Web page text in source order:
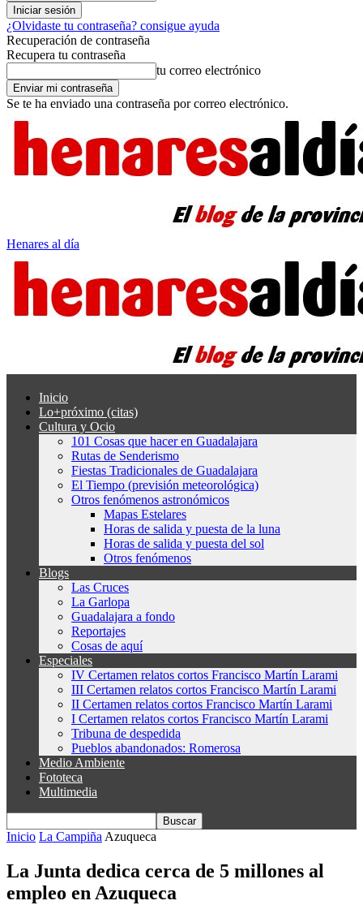
¿Olvidaste tu contraseña? consigue ayuda
Recuperación de contraseña
Recupera tu contraseña
tu correo electrónico
Se te ha enviado una contraseña por correo electrónico.
Henares al día
Inicio
Lo+próximo (citas)
Cultura y Ocio
101 Cosas que hacer en Guadalajara
Rutas de Senderismo
Fiestas Tradicionales de Guadalajara
El Tiempo (previsión meteorológica)
Otros fenómenos astronómicos
Mapas Estelares
Horas de salida y puesta de la luna
Horas de salida y puesta del sol
Otros fenómenos
Blogs
Las Cruces
La Garlopa
Guadalajara a fondo
Reportajes
Cosas de aquí
Especiales
IV Certamen relatos cortos Francisco Martín Larami
III Certamen relatos cortos Francisco Martín Larami
II Certamen relatos cortos Francisco Martín Larami
I Certamen relatos cortos Francisco Martín Larami
Tribuna de despedida
Pueblos abandonados: Romerosa
Medio Ambiente
Fototeca
Multimedia
Inicio La Campiña Azuqueca
La Junta dedica cerca de 5 millones al
empleo en Azuqueca